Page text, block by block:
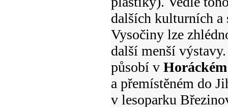
dalších kulturních a
Vysočiny lze
další menší
působí v
a přemístěném do
v lesoparku